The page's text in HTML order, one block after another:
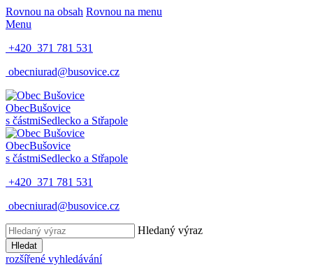
Rovnou na obsah Rovnou na menu
Menu
+420 371 781 531
obecniurad@busovice.cz
ObecBušovice
s částmiSedlecko a Střapole
ObecBušovice
s částmiSedlecko a Střapole
+420 371 781 531
obecniurad@busovice.cz
Hledaný výraz
Hledat
rozšířené vyhledávání